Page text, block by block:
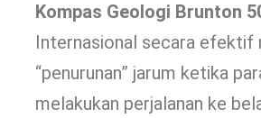
Kompas Geologi Brunton
Internasional secara efektif
“penurunan” jarum ketika
melakukan perjalanan ke